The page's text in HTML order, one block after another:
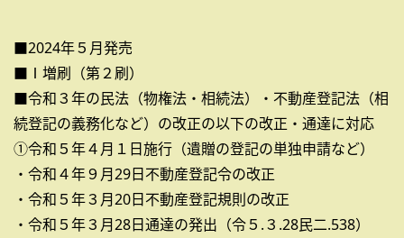
■2024年５月発売
■Ⅰ増刷（第２刷）
■令和３年の民法（物権法・相続法）・不動産登記法（相
続登記の義務化など）の改正の以下の改正・通達に対応
①令和５年４月１日施行（遺贈の登記の単独申請など）
・令和４年９月29日不動産登記令の改正
・令和５年３月20日不動産登記規則の改正
・令和５年３月28日通達の発出（令５.３.28民二.538）